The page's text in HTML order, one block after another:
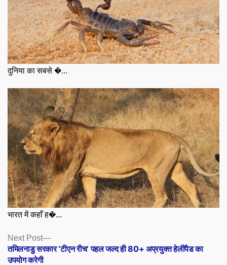
दुनिया का सबसे �...
भारत में कहाँ ह�...
Posts
navigation
Next Post
Next
post:
तमिलनाडु सरकार ‘टीएन रीच’ पहल जल्द ही 80+ अप्रयुक्त हेलीपैड का
उपयोग करेगी